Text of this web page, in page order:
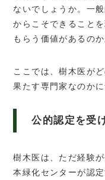
ないでしょうか。一
からこそできること
もらう価値があるの
ここでは、樹木医が
果たす専門家なのか
公的認定を受
樹木医は、ただ経験
本緑化センターが認